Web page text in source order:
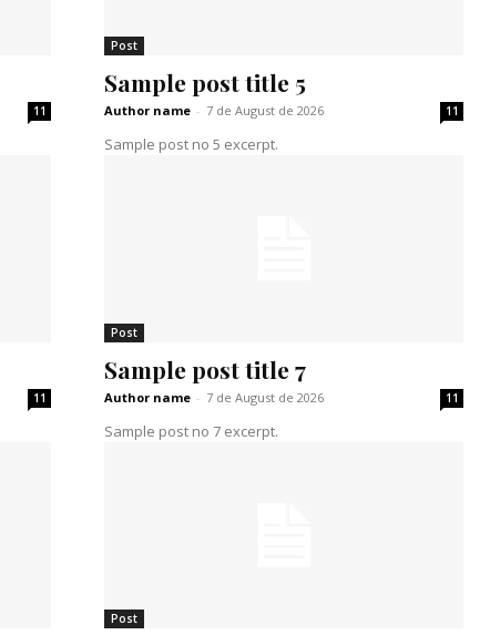
11
Post
Sample post title 5
Author name - 7 de August de 2026 11
Sample post no 5 excerpt.
11
Post
Sample post title 7
Author name - 7 de August de 2026 11
Sample post no 7 excerpt.
Post